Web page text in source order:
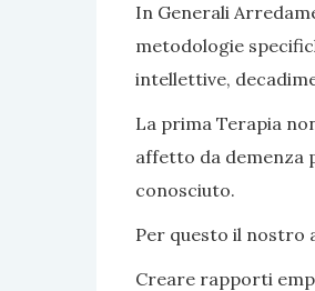
In Generali
metodologie
intellettive,
La prima Terapia
affetto da demenza
conosciuto.
Per questo il nostro
Creare rapporti